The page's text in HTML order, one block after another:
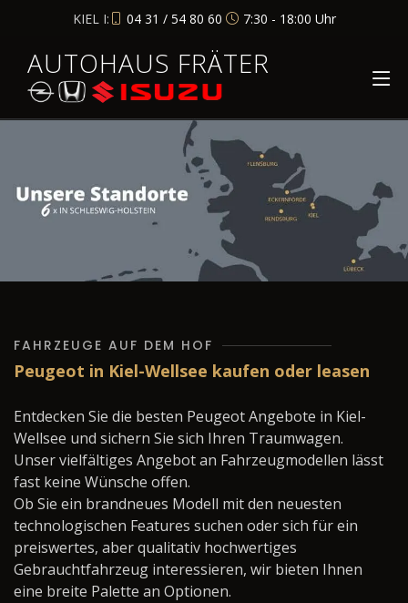
KIEL I: 04 31 / 54 80 60 7:30 - 18:00 Uhr
AUTOHAUS FRÄTER
FAHRZEUGE AUF DEM HOF
Peugeot in Kiel-Wellsee kaufen oder leasen
Entdecken Sie die besten Peugeot Angebote in Kiel-
Wellsee und sichern Sie sich Ihren Traumwagen.
Unser vielfältiges Angebot an Fahrzeugmodellen lässt
fast keine Wünsche offen.
Ob Sie ein brandneues Modell mit den neuesten
technologischen Features suchen oder sich für ein
preiswertes, aber qualitativ hochwertiges
Gebrauchtfahrzeug interessieren, wir bieten Ihnen
eine breite Palette an Optionen.